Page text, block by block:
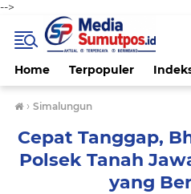
-->
Home Terpopuler
› Simalungun
Cepat Tanggap,
Polsek Tanah
yang